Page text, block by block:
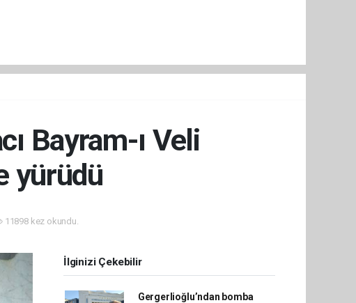
Bayram-ı Veli
yürüdü
11898 kez okundu.
İlginizi Çekebilir
Gergerlioğlu’ndan bomba